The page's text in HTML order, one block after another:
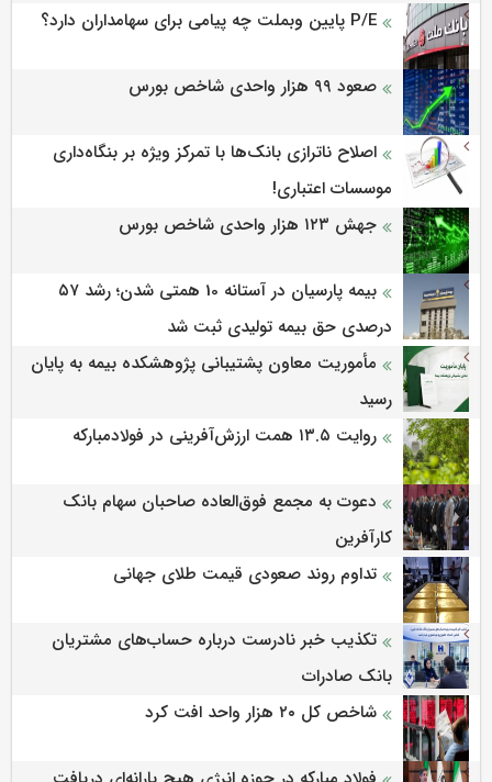
P/E پایین وبملت چه پیامی برای سهامداران دارد؟
صعود ۹۹ هزار واحدی شاخص بورس
اصلاح ناترازی بانک‌ها با تمرکز ویژه بر بنگاه‌داری
موسسات اعتباری!
جهش ۱۲۳ هزار واحدی شاخص بورس
بیمه پارسیان در آستانه 10 همتی شدن؛ رشد ۵۷
درصدی حق بیمه تولیدی ثبت شد
مأموریت معاون پشتیبانی پژوهشكده بیمه به پایان
رسید
روایت ۱۳.۵ همت ارزش‌آفرینی در فولادمبارکه
دعوت به مجمع فوق‌العاده صاحبان سهام بانک
کارآفرین
تداوم روند صعودی قیمت طلای جهانی
تکذیب خبر نادرست درباره حساب‌های مشتریان
بانک صادرات
شاخص کل ۲۰ هزار واحد افت کرد